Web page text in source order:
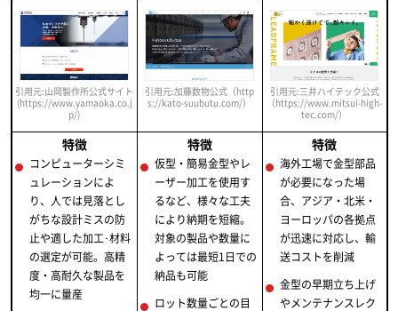
引用元:山岡製作所公式サイト
(https://www.yamaoka.co.j
p/)
引用元:加藤数物公式（http
s://kato-suubutu.com/）
引用元:三井ハイテック公式
（https://www.mitsui-high-
tec.com/）
特徴
コンピューターシミ
ュレーションによ
り、人では見落とし
がちな設計ミスの防
止や適した加工･材料
の選定が可能。高精
度・高耐久な製品を
均一に量産
特徴
仮型・簡易金型やレ
ーザー加工を使用す
るなど、様々な工夫
により納期を短縮。
対象の製品や数量に
よっては最短1日での
納品も可能
ロット数量ごとの目
特徴
海外工場で金型部品
が必要になった場
合、アジア・北米・
ヨーロッパの各拠点
が迅速に対応し、輸
送コストを削減
金型の早期立ち上げ
やメンテナンスレク